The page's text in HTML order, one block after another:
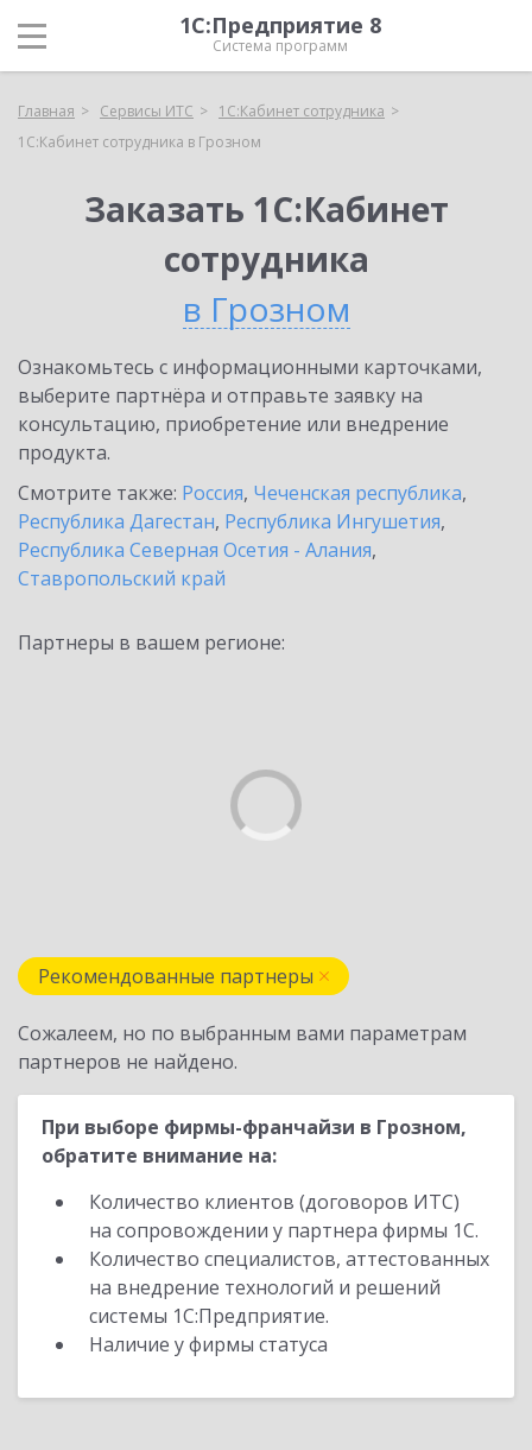
1С:Предприятие 8
Система программ
Главная Сервисы ИТС
1С:Кабинет сотрудника
1С:Кабинет сотрудника в Грозном
Заказать 1С:Кабинет
сотрудника
в Грозном
Ознакомьтесь с информационными карточками,
выберите партнёра и отправьте заявку на
консультацию, приобретение или внедрение
продукта.
Смотрите также: Россия, Чеченская республика,
Республика Дагестан, Республика Ингушетия,
Республика Северная Осетия - Алания,
Ставропольский край
Партнеры в вашем регионе:
Рекомендованные партнеры
Сожалеем, но по выбранным вами параметрам
партнеров не найдено.
При выборе фирмы-франчайзи в Грозном,
обратите внимание на:
Количество клиентов (договоров ИТС)
на сопровождении у партнера фирмы 1С.
Количество специалистов, аттестованных
на внедрение технологий и решений
системы 1С:Предприятие.
Наличие у фирмы статуса